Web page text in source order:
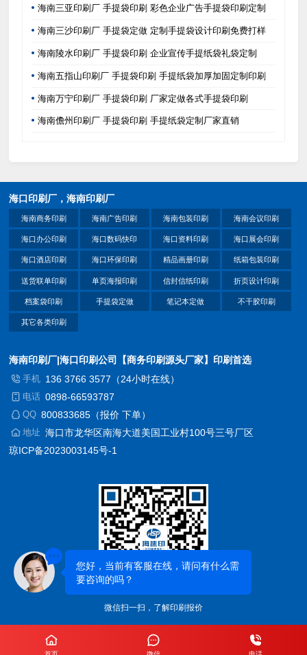
海南三亚印刷厂 手提袋印刷 彩色企业广告手提袋印刷定制
海南三沙印刷厂 手提袋定做 定制手提袋设计印刷免费打样
海南陵水印刷厂 手提袋印刷 企业宣传手提纸袋礼袋定制
海南五指山印刷厂 手提袋印刷 手提纸袋加厚加固定制印刷
海南万宁印刷厂 手提袋印刷 厂家定做各式手提袋印刷
海南儋州印刷厂 手提袋印刷 手提纸袋定制厂家直销
海口印刷厂，海南印刷厂
海南商务印刷 海南广告印刷 海南包装印刷 海南会议印刷
海口办公印刷 海口数码快印 海口资料印刷 海口展会印刷
海口酒店印刷 海口环保印刷 精品画册印刷 纸箱包装印刷
送货联单印刷 单页海报印刷 信封信纸印刷 折页设计印刷
档案袋印刷 手提袋定做 笔记本定做 不干胶印刷
其它各类印刷
海南印刷厂|海口印刷公司【商务印刷源头厂家】印刷首选
手机 136 3766 3577（24小时在线）
电话 0898-66593787
QQ 800833685（报价 下单）
地址 海口市龙华区南海大道美国工业村100号三号厂区
琼ICP备2023003145号-1
微信扫一扫，了解印刷报价